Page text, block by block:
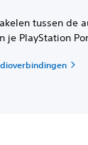
tussen de
je PlayStation